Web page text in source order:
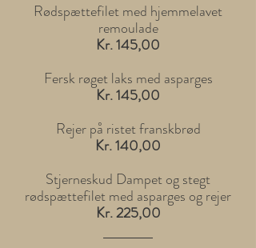
Rødspættefilet med hjemmelavet
remoulade
Kr. 145,00
Fersk røget laks med asparges
Kr. 145,00
Rejer på ristet franskbrød
Kr. 140,00
Stjerneskud Dampet og stegt
rødspættefilet med asparges og rejer
Kr. 225,00